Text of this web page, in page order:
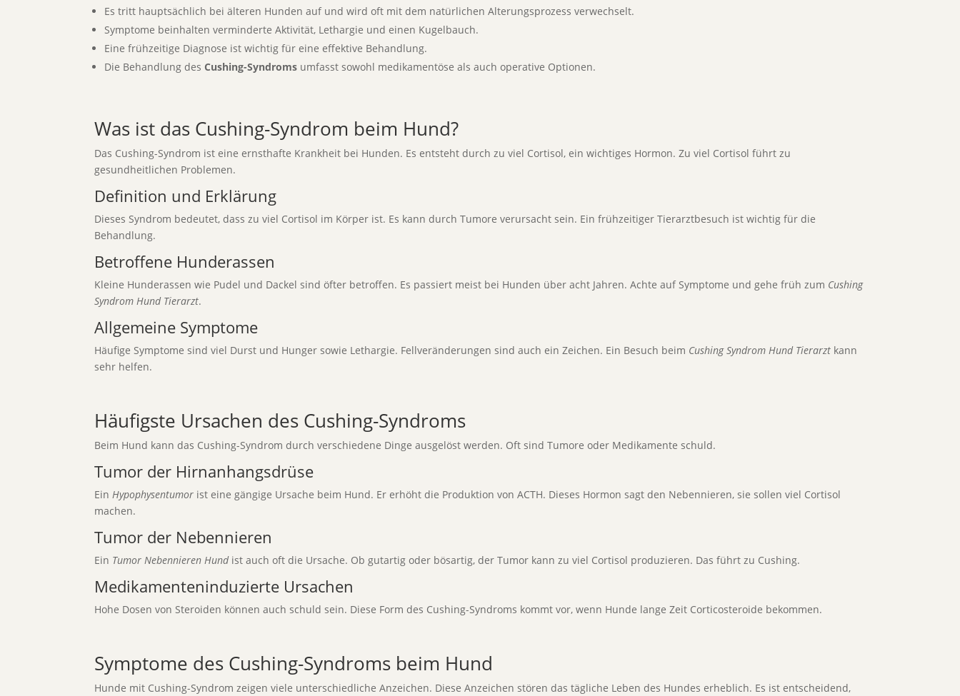
Es tritt hauptsächlich bei älteren Hunden auf und wird oft mit dem natürlichen Alterungsprozess verwechselt.
Symptome beinhalten verminderte Aktivität, Lethargie und einen Kugelbauch.
Eine frühzeitige Diagnose ist wichtig für eine effektive Behandlung.
Die Behandlung des Cushing-Syndroms umfasst sowohl medikamentöse als auch operative Optionen.
Was ist das Cushing-Syndrom beim Hund?
Das Cushing-Syndrom ist eine ernsthafte Krankheit bei Hunden. Es entsteht durch zu viel Cortisol, ein wichtiges Hormon. Zu viel Cortisol führt zu
gesundheitlichen Problemen.
Definition und Erklärung
Dieses Syndrom bedeutet, dass zu viel Cortisol im Körper ist. Es kann durch Tumore verursacht sein. Ein frühzeitiger Tierarztbesuch ist wichtig für die
Behandlung.
Betroffene Hunderassen
Kleine Hunderassen wie Pudel und Dackel sind öfter betroffen. Es passiert meist bei Hunden über acht Jahren. Achte auf Symptome und gehe früh zum Cushing
Syndrom Hund Tierarzt.
Allgemeine Symptome
Häufige Symptome sind viel Durst und Hunger sowie Lethargie. Fellveränderungen sind auch ein Zeichen. Ein Besuch beim Cushing Syndrom Hund Tierarzt kann
sehr helfen.
Häufigste Ursachen des Cushing-Syndroms
Beim Hund kann das Cushing-Syndrom durch verschiedene Dinge ausgelöst werden. Oft sind Tumore oder Medikamente schuld.
Tumor der Hirnanhangsdrüse
Ein Hypophysentumor ist eine gängige Ursache beim Hund. Er erhöht die Produktion von ACTH. Dieses Hormon sagt den Nebennieren, sie sollen viel Cortisol
machen.
Tumor der Nebennieren
Ein Tumor Nebennieren Hundist auch oft die Ursache. Ob gutartig oder bösartig, der Tumor kann zu viel Cortisol produzieren. Das führt zu Cushing.
Medikamenteninduzierte Ursachen
Hohe Dosen von Steroiden können auch schuld sein. Diese Form des Cushing-Syndroms kommt vor, wenn Hunde lange Zeit Corticosteroide bekommen.
Symptome des Cushing-Syndroms beim Hund
Hunde mit Cushing-Syndrom zeigen viele unterschiedliche Anzeichen. Diese Anzeichen stören das tägliche Leben des Hundes erheblich. Es ist entscheidend,